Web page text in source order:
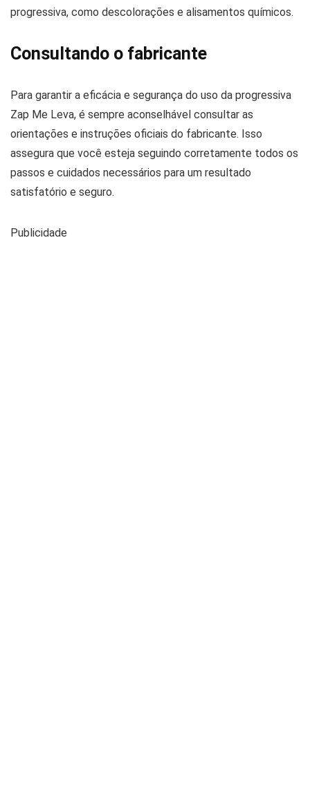
progressiva, como descolorações e alisamentos químicos.
Consultando o fabricante
Para garantir a eficácia e segurança do uso da progressiva
Zap Me Leva, é sempre aconselhável consultar as
orientações e instruções oficiais do fabricante. Isso
assegura que você esteja seguindo corretamente todos os
passos e cuidados necessários para um resultado
satisfatório e seguro.
Publicidade